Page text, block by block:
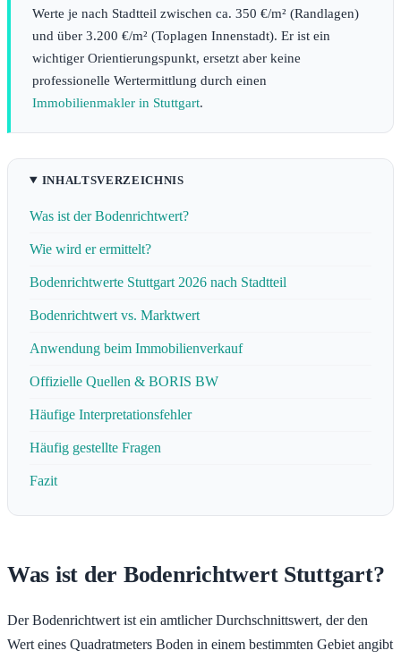
Werte je nach Stadtteil zwischen ca. 350 €/m² (Randlagen)
und über 3.200 €/m² (Toplagen Innenstadt). Er ist ein
wichtiger Orientierungspunkt, ersetzt aber keine
professionelle Wertermittlung durch einen
Immobilienmakler in Stuttgart.
INHALTSVERZEICHNIS
Was ist der Bodenrichtwert?
Wie wird er ermittelt?
Bodenrichtwerte Stuttgart 2026 nach Stadtteil
Bodenrichtwert vs. Marktwert
Anwendung beim Immobilienverkauf
Offizielle Quellen & BORIS BW
Häufige Interpretationsfehler
Häufig gestellte Fragen
Fazit
Was ist der Bodenrichtwert Stuttgart?
Der Bodenrichtwert ist ein amtlicher Durchschnittswert, der den
Wert eines Quadratmeters Boden in einem bestimmten Gebiet angibt